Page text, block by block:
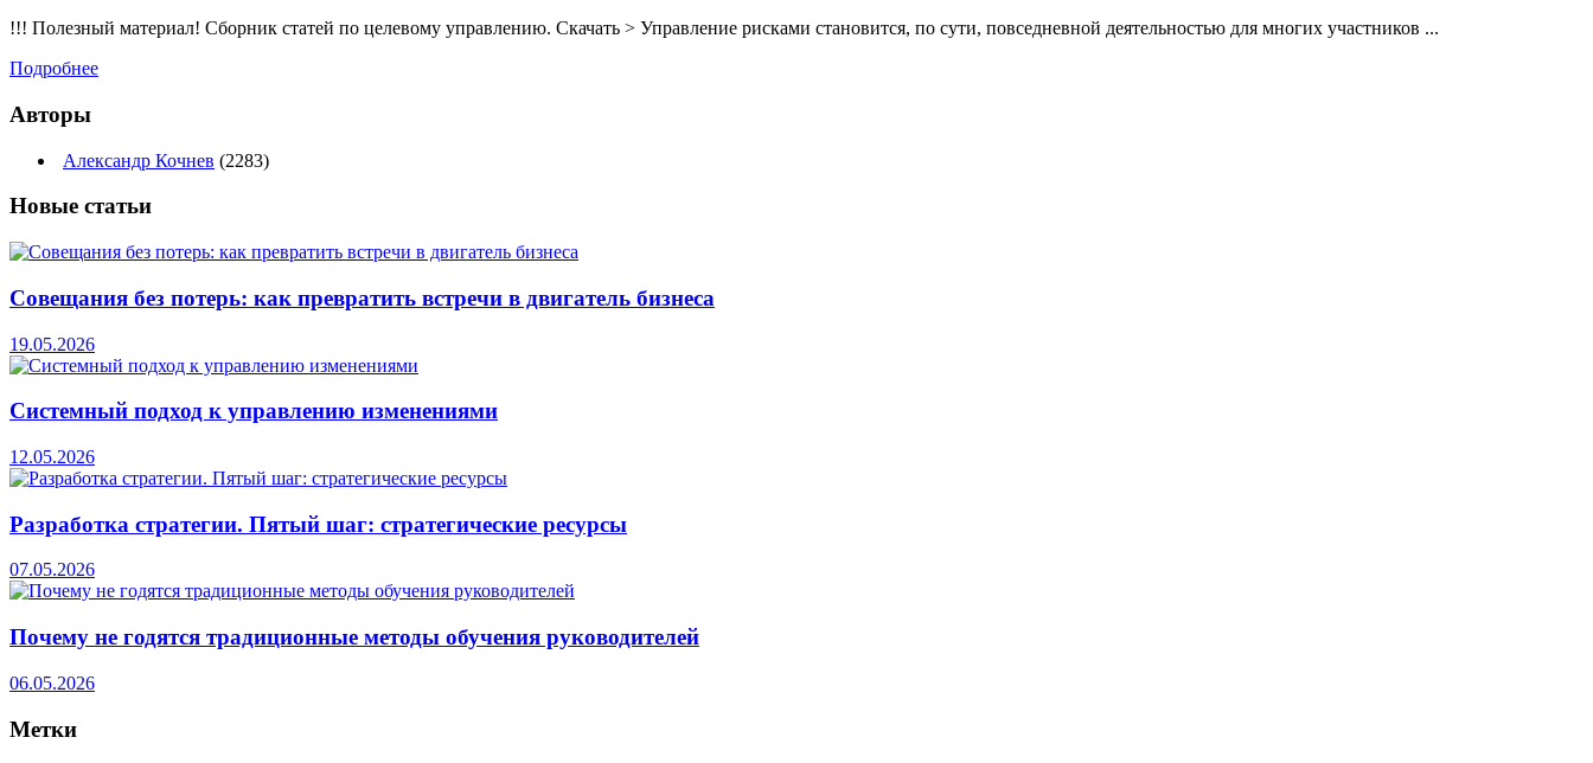
!!! Полезный материал! Сборник статей по целевому управлению. Скачать > Управление рисками становится, по сути, повседневной деятельностью для многих участников ...
Подробнее
Авторы
Александр Кочнев (2283)
Новые статьи
Совещания без потерь: как превратить встречи в двигатель бизнеса
19.05.2026
Системный подход к управлению изменениями
12.05.2026
Разработка стратегии. Пятый шаг: стратегические ресурсы
07.05.2026
Почему не годятся традиционные методы обучения руководителей
06.05.2026
Метки